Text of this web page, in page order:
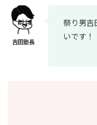
祭り男吉
いです！